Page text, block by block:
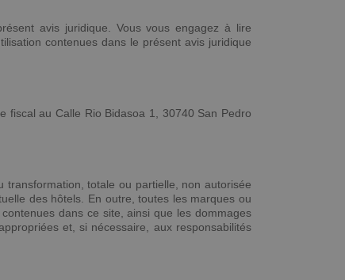
avis juridique. Vous vous engagez à lire
contenues dans le présent avis juridique
fiscal au Calle Rio Bidasoa 1, 30740 San Pedro
totale ou partielle, non autorisée
des hôtels. En outre, toutes les marques ou
dans ce site, ainsi que les dommages
et, si nécessaire, aux responsabilités